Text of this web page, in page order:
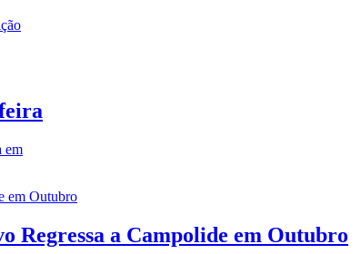
em
Regressa a Campolide em Outubro